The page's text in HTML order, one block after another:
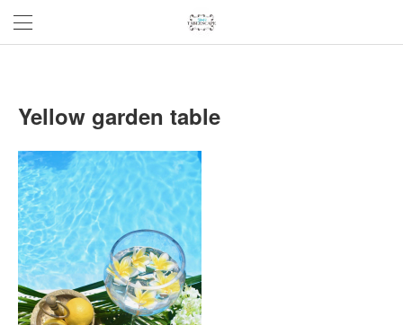
Yellow garden table